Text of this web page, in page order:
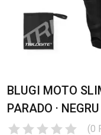
BLUGI MOTO
PARADO · NEGRU
(0